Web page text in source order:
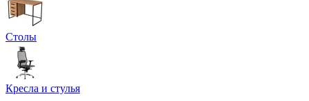
Столы
Кресла и стулья